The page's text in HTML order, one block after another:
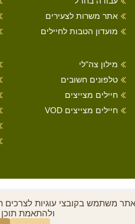
אתר משרות לצעירים
מועדון הטבות לחיילים
מילון צה"לי
טלפונים חשובים
חיילים מצייצים
חיילים מצייצים VOD
משתמש בקובצי עוגיות לצרכים
ולהתאמת